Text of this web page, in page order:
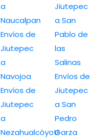
a
Naucalpan
Envíos de
Jiutepec
a
Navojoa
Envíos de
Jiutepec
a
Nezahualcóyotl
Jiutepec
a San
Pablo de
las
Salinas
Envíos de
Jiutepec
a San
Pedro
Garza